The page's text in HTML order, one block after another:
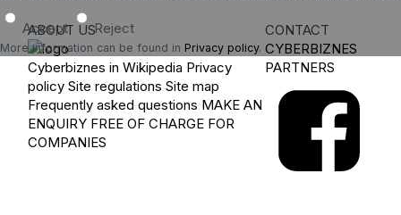
Accept Reject
More information can be found in Privacy policy.
ABOUT US
Cyberbiznes in Wikipedia Privacy
policy Site regulations Site map
Frequently asked questions MAKE AN
ENQUIRY FREE OF CHARGE FOR
COMPANIES
CONTACT
CYBERBIZNES
PARTNERS